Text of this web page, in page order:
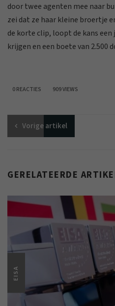
door twee agenten mee naar
zei dat ze haar kleine broertje
de korte clip, loopt de kans
krijgen en een boete van 2.500
0 REACTIES 909 VIEWS
Vorigeartikel
GERELATEERDE
EISA